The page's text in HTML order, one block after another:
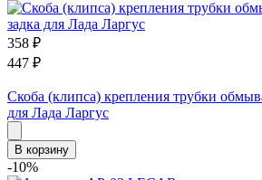
358 ₽
447 ₽
Cкоба (клипса) крепления трубки
для Лада Ларгус
В корзину
-10%